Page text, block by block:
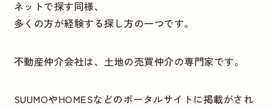
ネットで探す同様、
多くの方が経験する探し方の一つです。
不動産仲介会社は、土地の売買仲介の専門家です。
SUUMOやHOMESなどのポータルサイトに掲載がされ